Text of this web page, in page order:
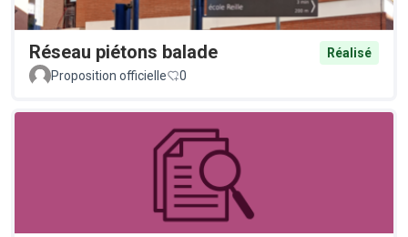
Réseau piétons balade
Réalisé
Proposition officielle
0